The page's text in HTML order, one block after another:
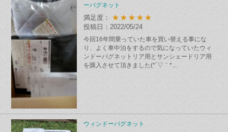
ーバグネット
満足度： ★★★★★
投稿日：2022/05/24
今回16年間乗っていた車を買い替える事にな
り、よく車中泊をするので気になっていたウィ
ンドーバグネットリア用とサンシェードリア用
を購入させて頂きました(*´▽｀*...
ウィンドーバグネット